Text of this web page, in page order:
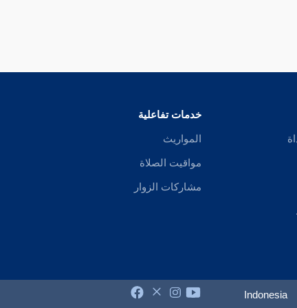
خدمات تفاعلية
المواريث
مواقيت الصلاة
مشاركات الزوار
Indonesia